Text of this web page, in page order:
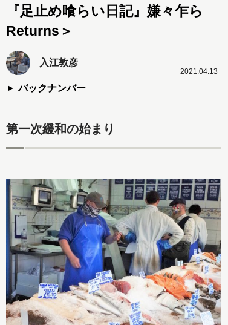
『足止め喰らい日記』嫌々乍ら
Returns＞
入江敦彦
バックナンバー
2021.04.13
第一次緩和の始まり